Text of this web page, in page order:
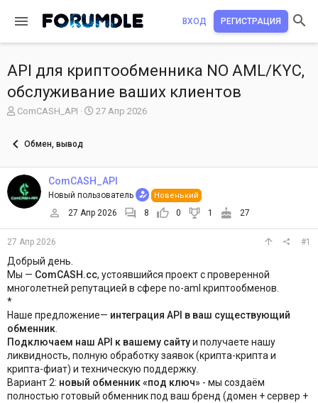
ВХОД РЕГИСТРАЦИЯ
API для криптообменника NO AML/KYC,
обслуживание ваших клиентов
А
о
т
е
м
ComCASH_API
Д
а
ч
а
л
27 Апр 2026
Обмен, вывод
ComCASH_API
Новый пользователь Новенький
27 Апр 2026 8 0 1 27
27 Апр 2026 #1
Добрый день.
Мы — ComCASH.cc, устоявшийся проект с проверенной
многолетней репутацией в сфере no-aml криптообменов.
*
Наше предложение— интеграция API в ваш существующий
обменник
Подключаем наш API к вашему сайтуи получаете нашу
ликвидность, полную обработку заявок (крипта-крипта и
крипта-фиат) и техническую поддержку.
Вариант 2: новый обменник «под ключ» - мы создаём
полностью готовый обменник под ваш бренд (домен + сервер +